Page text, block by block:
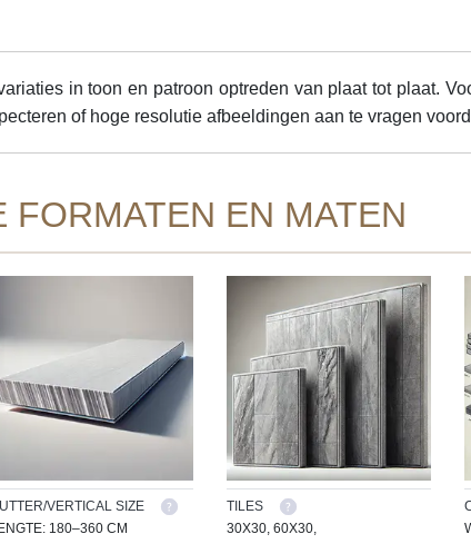
in toon en patroon optreden van plaat tot plaat.
of hoge resolutie afbeeldingen aan te vragen
FORMATEN EN MATEN
VERTICAL SIZE
180–360 CM
TILES
30X30, 60X30,